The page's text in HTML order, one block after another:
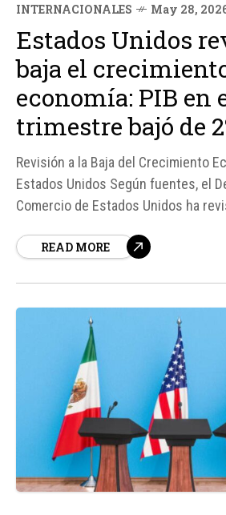
INTERNACIONALES May 28,
Estados Unidos
baja el
economía: PIB en
trimestre bajó de
Revisión a la Baja del Crecimiento
Estados Unidos Según fuentes, el
Comercio de Estados Unidos ha
2026, pasando de un 2%
READ MORE